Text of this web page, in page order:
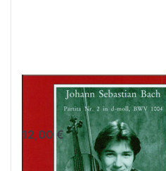
Johann
Sebastian Bach
12,00 €